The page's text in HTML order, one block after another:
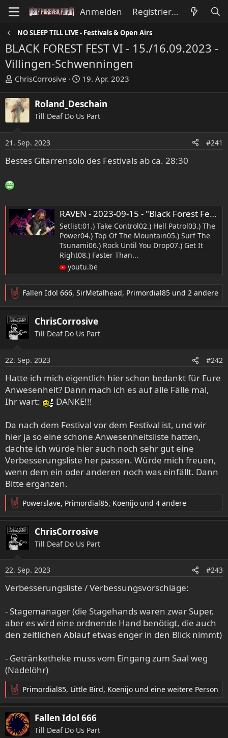
Anmelden Registrieren
NO SLEEP TILL LIVE - Festivals & Open Airs
BLACK FOREST FEST VI - 15./16.09.2023 -
Villingen-Schwenningen
E
s
t
e
l
r
ChrisCorrosive
E
s
t
e
l
a
19. Apr. 2023
Roland_Deschain
Till Deaf Do Us Part
21. Sep. 2023 #241
Bestes Gitarrensolo des Festivals ab ca. 28:30
RAVEN - 2023-09-15 - "Black Forest Fest VI" - VS-Villingen, Germany - Full Live Set - Complete Show
Setlist:01.) Take Control02.) Hell Patrol03.) The
Power04.) Top Of The Mountain05.) Surf The
Tsunami06.) Rock Until You Drop07.) Get It
Right08.) Faster Than...
youtu.be
R
e
a
k
t
n
e
n
:
Fallen Idol 666, SirMetalhead, Primordial85 und 2 andere
ChrisCorrosive
Till Deaf Do Us Part
22. Sep. 2023 #242
Hatte ich mich eigentlich hier schon bedankt für Eure
Anwesenheit? Dann mach ich es auf alle Fälle mal,
Ihr wart:
DANKE!!!
Da nach dem Festival vor dem Festival ist, und wir
hier ja so eine schöne Anwesenheitsliste hatten,
dachte ich würde hier auch noch sehr gut eine
Verbesserungsliste her passen. Würde mich freuen,
wenn dem ein oder anderen noch was einfällt. Dann
Bitte ergänzen.
R
e
a
k
t
o
n
e
n
Powerslave, Primordial85, Koenijo und 4 andere
ChrisCorrosive
Till Deaf Do Us Part
22. Sep. 2023 #243
Verbesserungsliste / Verbessungsvorschläge:
- Stagemanager (die Stagehands waren zwar Super,
aber es wird eine ordnende Hand benötigt, die auch
den zeitlichen Ablauf etwas enger in den Blick nimmt)
- Getränketheke muss vom Eingang zum Saal weg
(Nadelöhr)
R
e
a
k
t
Primordial85, Little Bird, Koenijo und eine weitere Person
Fallen Idol 666
Till Deaf Do Us Part